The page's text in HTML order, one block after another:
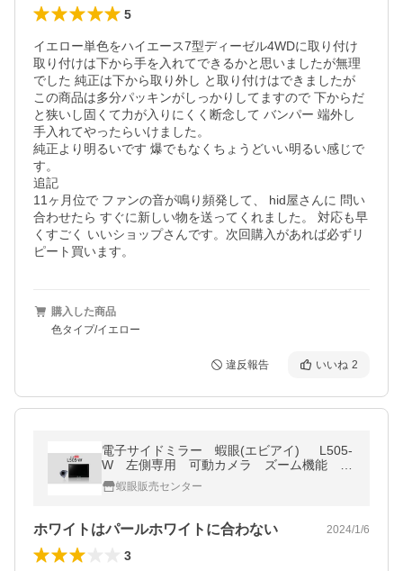
5
イエロー単色をハイエース7型ディーゼル4WDに取り付け
取り付けは下から手を入れてできるかと思いましたが無理
でした 純正は下から取り外し と取り付けはできましたが
この商品は多分パッキンがしっかりしてますので 下からだ
と狭いし固くて力が入りにくく断念して バンパー 端外し
手入れてやったらいけました。
純正より明るいです 爆でもなくちょうどいい明るい感じで
す。
追記
11ヶ月位で ファンの音が鳴り頻発して、 hid屋さんに 問い
合わせたら すぐに新しい物を送ってくれました。 対応も早
くすごく いいショップさんです。次回購入があれば必ずリ
購入した商品
色タイプ/イエロー
違反報告 いいね 2
電子サイドミラー 蝦眼(エビアイ) L505-
W 左側専用 可動カメラ ズーム機能 サ
イド補助線 オートディマー フラットケー
ブル 貼るだけ 日本メーカー
蝦眼販売センター
ホワイトはパールホワイトに合わない 2024/1/6
3